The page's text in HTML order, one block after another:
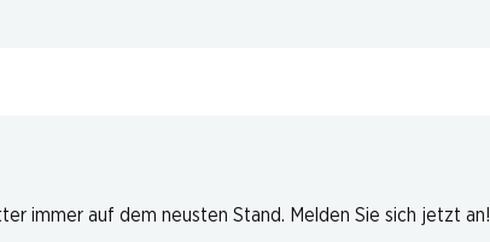
immer auf dem neusten Stand. Melden Sie sich jetzt an!